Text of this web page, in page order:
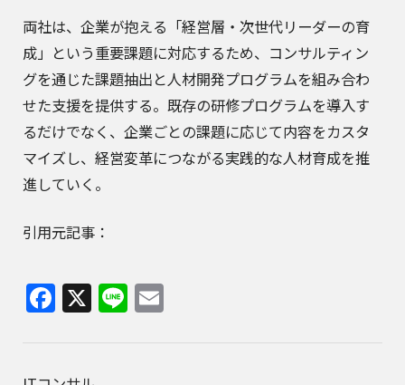
両社は、企業が抱える「経営層・次世代リーダーの育
成」という重要課題に対応するため、コンサルティン
グを通じた課題抽出と人材開発プログラムを組み合わ
せた支援を提供する。既存の研修プログラムを導入す
るだけでなく、企業ごとの課題に応じて内容をカスタ
マイズし、経営変革につながる実践的な人材育成を推
進していく。
引用元記事：
Facebook
X Line